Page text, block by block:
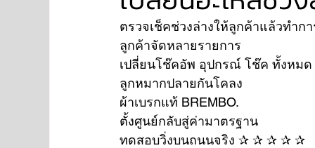
FORD JAGUAR
Aston Martin
ตรวจเช็คช่วงล่างให้ลูกค้าแล้วทำกา
ลูกค้าจัดหลายรายการ
เปลี่ยนโช๊คอัพ อุปกรณ์ โช๊ค ทั้งหมด
ลูกหมากปลายกันโคลง
ผ้าเบรกแท้ BREMBO.
ตั้งศูนย์กลับสู่ค่ามาตรฐาน
ทดสอบวิ่งบนถนนจริง ✰ ✰ ✰ ✰ ✰